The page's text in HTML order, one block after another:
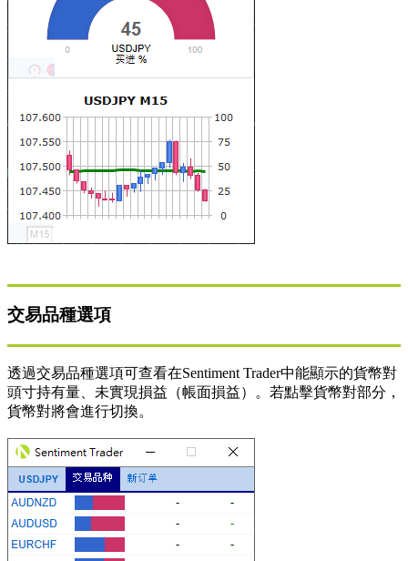
交易品種選項
透過交易品種選項可查看在Sentiment Trader中能顯示的貨幣對
頭寸持有量、未實現損益（帳面損益）。若點擊貨幣對部分，
貨幣對將會進行切換。